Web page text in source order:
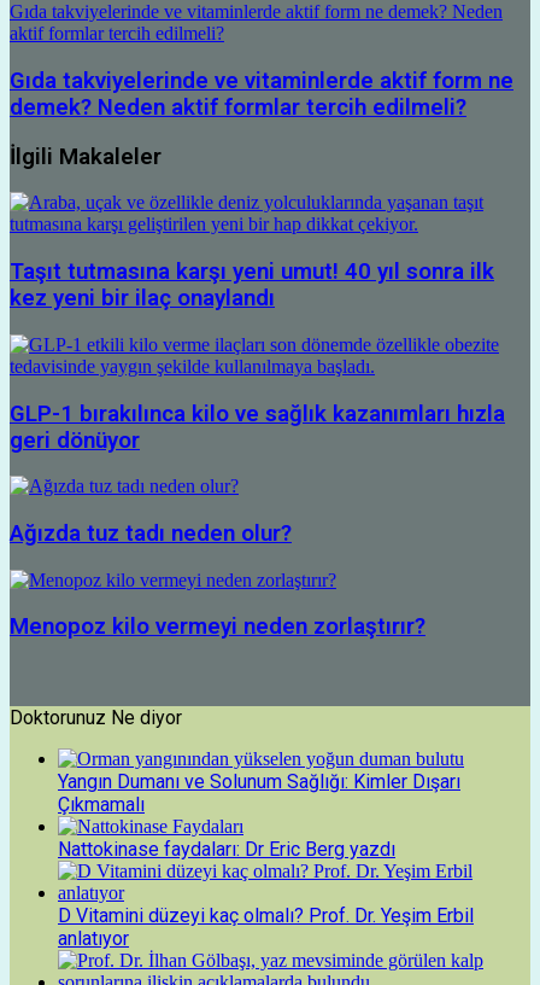
Gıda takviyelerinde ve vitaminlerde aktif form ne demek? Neden
aktif formlar tercih edilmeli?
Gıda takviyelerinde ve vitaminlerde aktif form ne
demek? Neden aktif formlar tercih edilmeli?
İlgili Makaleler
Taşıt tutmasına karşı yeni umut! 40 yıl sonra ilk
kez yeni bir ilaç onaylandı
GLP-1 bırakılınca kilo ve sağlık kazanımları hızla
geri dönüyor
Ağızda tuz tadı neden olur?
Menopoz kilo vermeyi neden zorlaştırır?
Doktorunuz Ne diyor
Yangın Dumanı ve Solunum Sağlığı: Kimler Dışarı
Çıkmamalı
Nattokinase faydaları: Dr Eric Berg yazdı
D Vitamini düzeyi kaç olmalı? Prof. Dr. Yeşim Erbil
anlatıyor